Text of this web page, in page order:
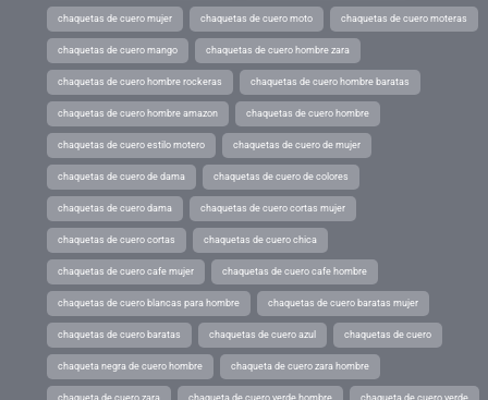
chaquetas de cuero mujer chaquetas de cuero moto chaquetas de cuero moteras
chaquetas de cuero mango chaquetas de cuero hombre zara
chaquetas de cuero hombre rockeras chaquetas de cuero hombre baratas
chaquetas de cuero hombre amazon chaquetas de cuero hombre
chaquetas de cuero estilo motero chaquetas de cuero de mujer
chaquetas de cuero de dama chaquetas de cuero de colores
chaquetas de cuero dama chaquetas de cuero cortas mujer
chaquetas de cuero cortas chaquetas de cuero chica
chaquetas de cuero cafe mujer chaquetas de cuero cafe hombre
chaquetas de cuero blancas para hombre chaquetas de cuero baratas mujer
chaquetas de cuero baratas chaquetas de cuero azul chaquetas de cuero
chaqueta negra de cuero hombre chaqueta de cuero zara hombre
chaqueta de cuero zara chaqueta de cuero verde hombre chaqueta de cuero verde